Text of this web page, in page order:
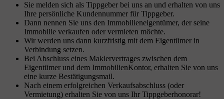
Sie melden sich als Tippgeber bei uns an und erhalten von uns
Ihre persönliche Kundennummer für Tippgeber.
Dann nennen Sie uns den Immobilieneigentümer, der seine
Immobilie verkaufen oder vermieten möchte.
Wir werden uns dann kurzfristig mit dem Eigentümer in
Verbindung setzen.
Bei Abschluss eines Maklervertrages zwischen dem
Eigentümer und dem ImmobilienKontor, erhalten Sie von uns
eine kurze Bestätigungsmail.
Nach einem erfolgreichen Verkaufsabschluss (oder
Vermietung) erhalten Sie von uns Ihr Tippgeberhonorar!